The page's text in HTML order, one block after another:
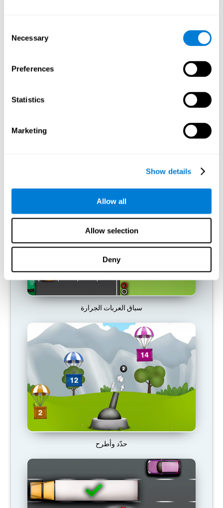
Selection
Necessary
Preferences
Statistics
Marketing
Show details
Allow all
Allow selection
Deny
ألعاب الموصى بها
سباق العربات الجرارة
حدّد وأطرح